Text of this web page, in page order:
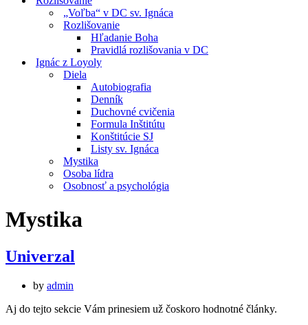
„Voľba“ v DC sv. Ignáca
Rozlišovanie
Hľadanie Boha
Pravidlá rozlišovania v DC
Ignác z Loyoly
Diela
Autobiografia
Denník
Duchovné cvičenia
Formula Inštitútu
Konštitúcie SJ
Listy sv. Ignáca
Mystika
Osoba lídra
Osobnosť a psychológia
Mystika
Univerzal
by admin
Aj do tejto sekcie Vám prinesiem už čoskoro hodnotné články.